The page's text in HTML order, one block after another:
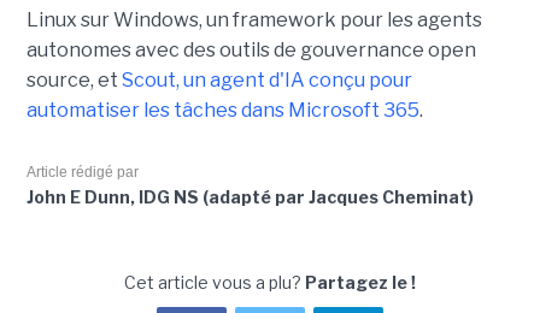
Linux sur Windows, un framework pour les agents
autonomes avec des outils de gouvernance open
source, et Scout, un agent d'IA conçu pour
automatiser les tâches dans Microsoft 365.
Article rédigé par
John E Dunn, IDG NS (adapté par Jacques Cheminat)
Cet article vous a plu? Partagez le !